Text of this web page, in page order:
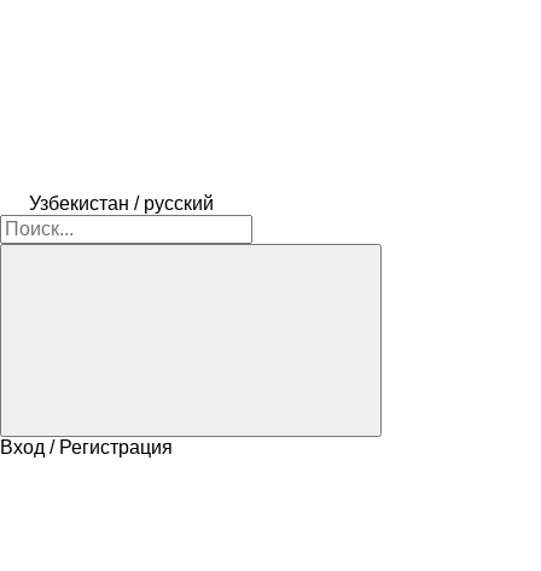
Узбекистан / русский
Вход / Регистрация